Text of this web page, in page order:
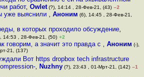
работ,Owlet (?), 14:14 , 28-Фев-21, (43) –2
уже выяснили , Аноним (6), 14:45 , 28-Фев-21,
в которых проходило обсуждение,
14:53 , 28-Фев-21, (50) +2
говорим, а значит это правда с ,Аноним (-),
21, (137)
Вот https dropbox tech infrastructure
, Nuzhny (?), 23:43 , 01-Мрт-21, (142) –1